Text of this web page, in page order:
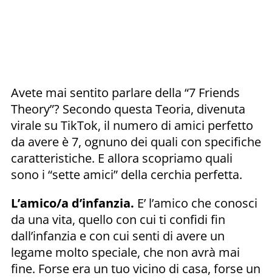
Avete mai sentito parlare della “7 Friends
Theory”? Secondo questa Teoria, divenuta
virale su TikTok, il numero di amici perfetto
da avere è 7, ognuno dei quali con specifiche
caratteristiche. E allora scopriamo quali
sono i “sette amici” della cerchia perfetta.
L’amico/a d’infanzia. E’ l’amico che conosci
da una vita, quello con cui ti confidi fin
dall’infanzia e con cui senti di avere un
legame molto speciale, che non avrà mai
fine. Forse era un tuo vicino di casa, forse un